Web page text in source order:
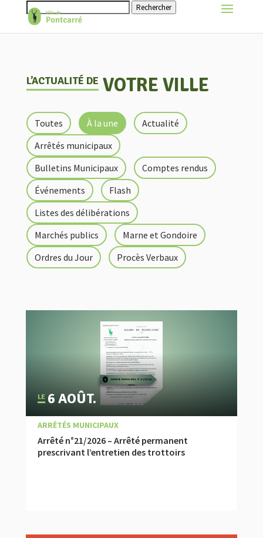
Rechercher
L’ACTUALITÉ DEVOTRE VILLE
Toutes À la une
Actualité
Arrêtés municipaux
Bulletins Municipaux
Comptes rendus
Événements
Flash
Listes des délibérations
Marchés publics
Marne et Gondoire
Ordres du Jour
Procès Verbaux
Arrêté n°21/2026 – Arrêté permanent
prescrivant l’entretien des trottoirs
6 AOÛT.
|
À LA UNE ,
ACTUALITÉ ,
ARRÊTÉS MUNICIPAUX